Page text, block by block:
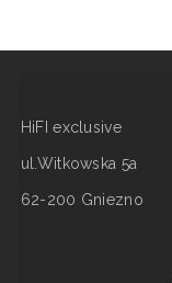
HiFI exclusive
ul.Witkowska 5a
62-200 Gniezno